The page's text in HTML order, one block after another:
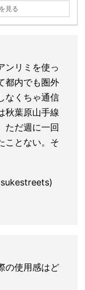
見る
ンリミを使っ
都内でも圏外
なくちゃ通信
秋葉原山手線
ただ週に一回
ことない。そ
の使用感はど